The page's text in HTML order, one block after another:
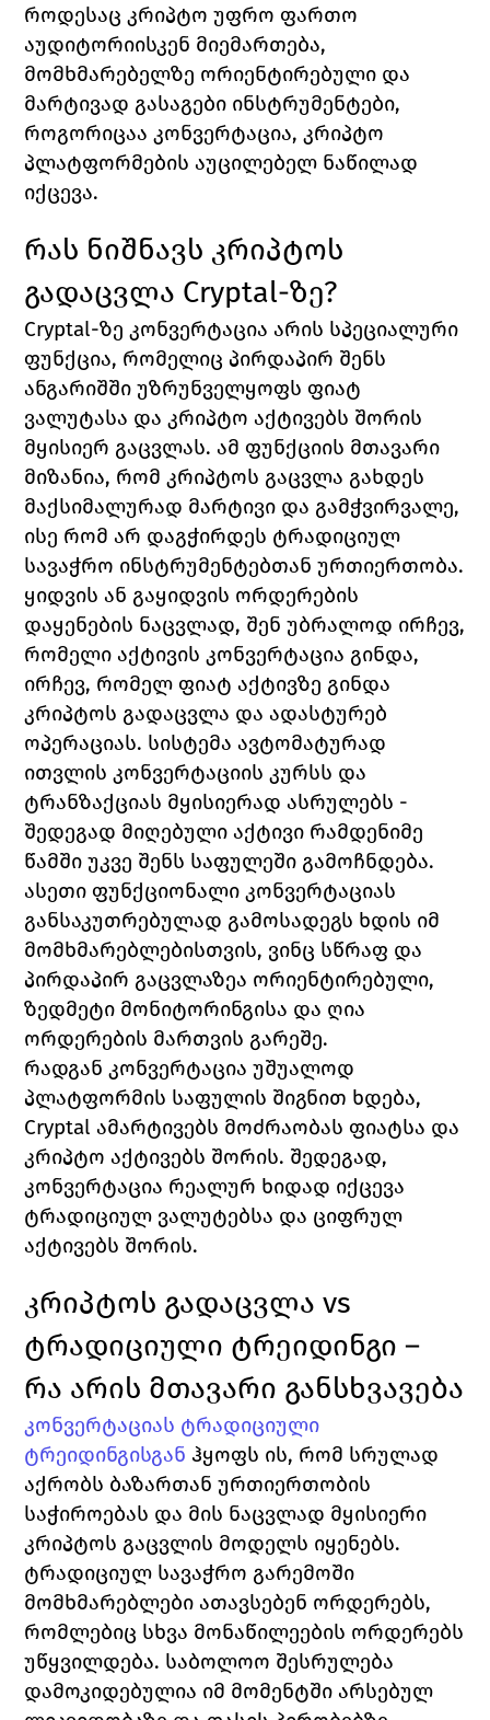
როდესაც კრიპტო უფრო ფართო
აუდიტორიისკენ მიემართება,
მომხმარებელზე ორიენტირებული და
მარტივად გასაგები ინსტრუმენტები,
როგორიცაა კონვერტაცია, კრიპტო
პლატფორმების აუცილებელ ნაწილად
იქცევა.
რას ნიშნავს კრიპტოს
გადაცვლა Cryptal-ზე?
Cryptal-ზე კონვერტაცია არის სპეციალური
ფუნქცია, რომელიც პირდაპირ შენს
ანგარიშში უზრუნველყოფს ფიატ
ვალუტასა და კრიპტო აქტივებს შორის
მყისიერ გაცვლას. ამ ფუნქციის მთავარი
მიზანია, რომ კრიპტოს გაცვლა გახდეს
მაქსიმალურად მარტივი და გამჭვირვალე,
ისე რომ არ დაგჭირდეს ტრადიციულ
სავაჭრო ინსტრუმენტებთან ურთიერთობა.
ყიდვის ან გაყიდვის ორდერების
დაყენების ნაცვლად, შენ უბრალოდ ირჩევ,
რომელი აქტივის კონვერტაცია გინდა,
ირჩევ, რომელ ფიატ აქტივზე გინდა
კრიპტოს გადაცვლა და ადასტურებ
ოპერაციას. სისტემა ავტომატურად
ითვლის კონვერტაციის კურსს და
ტრანზაქციას მყისიერად ასრულებს -
შედეგად მიღებული აქტივი რამდენიმე
წამში უკვე შენს საფულეში გამოჩნდება.
ასეთი ფუნქციონალი კონვერტაციას
განსაკუთრებულად გამოსადეგს ხდის იმ
მომხმარებლებისთვის, ვინც სწრაფ და
პირდაპირ გაცვლაზეა ორიენტირებული,
ზედმეტი მონიტორინგისა და ღია
ორდერების მართვის გარეშე.
რადგან კონვერტაცია უშუალოდ
პლატფორმის საფულის შიგნით ხდება,
Cryptal ამარტივებს მოძრაობას ფიატსა და
კრიპტო აქტივებს შორის. შედეგად,
კონვერტაცია რეალურ ხიდად იქცევა
ტრადიციულ ვალუტებსა და ციფრულ
აქტივებს შორის.
კრიპტოს გადაცვლა vs
ტრადიციული ტრეიდინგი –
რა არის მთავარი განსხვავება
კონვერტაციას ტრადიციული
ტრეიდინგისგან ჰყოფს ის, რომ სრულად
აქრობს ბაზართან ურთიერთობის
საჭიროებას და მის ნაცვლად მყისიერი
კრიპტოს გაცვლის მოდელს იყენებს.
ტრადიციულ სავაჭრო გარემოში
მომხმარებლები ათავსებენ ორდერებს,
რომლებიც სხვა მონაწილეების ორდერებს
უწყვილდება. საბოლოო შესრულება
დამოკიდებულია იმ მომენტში არსებულ